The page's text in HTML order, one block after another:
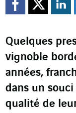
Quelques
vignoble
années,
dans un
qualité de